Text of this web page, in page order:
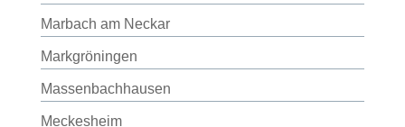
Marbach am Neckar
Markgröningen
Massenbachhausen
Meckesheim